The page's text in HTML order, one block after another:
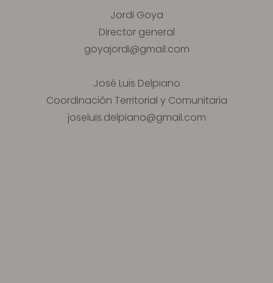
Jordi Goya
Director general
goyajordi@gmail.com
José Luis Delpiano
Coordinación Territorial y Comunitaria
joseluis.delpiano@gmail.com